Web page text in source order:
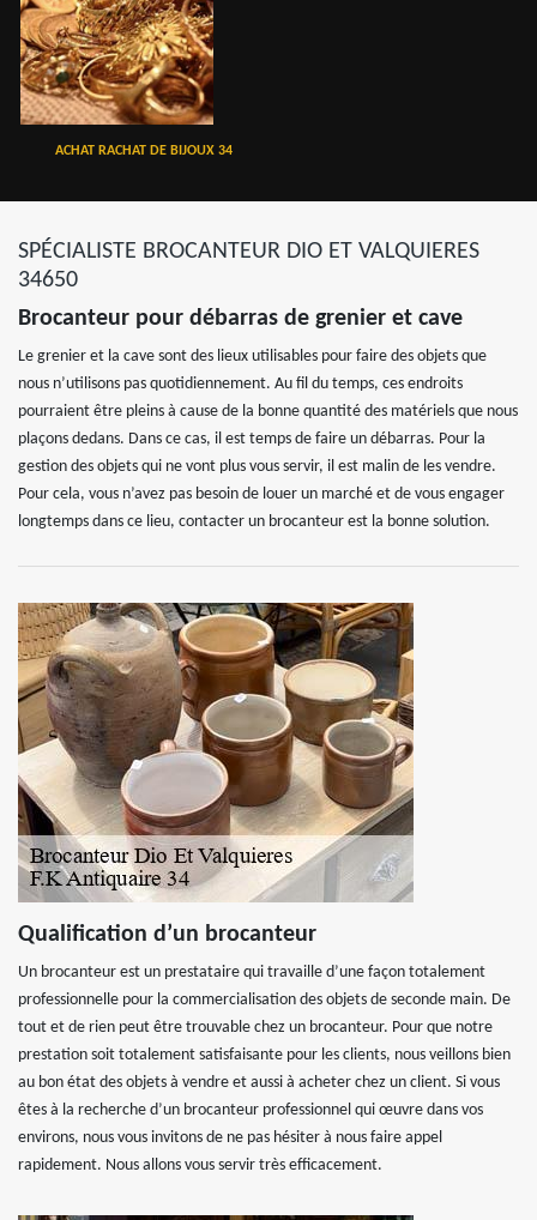
ACHAT RACHAT DE BIJOUX 34
SPÉCIALISTE BROCANTEUR DIO ET VALQUIERES
34650
Brocanteur pour débarras de grenier et cave
Le grenier et la cave sont des lieux utilisables pour faire des objets que
nous n’utilisons pas quotidiennement. Au fil du temps, ces endroits
pourraient être pleins à cause de la bonne quantité des matériels que nous
plaçons dedans. Dans ce cas, il est temps de faire un débarras. Pour la
gestion des objets qui ne vont plus vous servir, il est malin de les vendre.
Pour cela, vous n’avez pas besoin de louer un marché et de vous engager
longtemps dans ce lieu, contacter un brocanteur est la bonne solution.
Qualification d’un brocanteur
Un brocanteur est un prestataire qui travaille d’une façon totalement
professionnelle pour la commercialisation des objets de seconde main. De
tout et de rien peut être trouvable chez un brocanteur. Pour que notre
prestation soit totalement satisfaisante pour les clients, nous veillons bien
au bon état des objets à vendre et aussi à acheter chez un client. Si vous
êtes à la recherche d’un brocanteur professionnel qui œuvre dans vos
environs, nous vous invitons de ne pas hésiter à nous faire appel
rapidement. Nous allons vous servir très efficacement.